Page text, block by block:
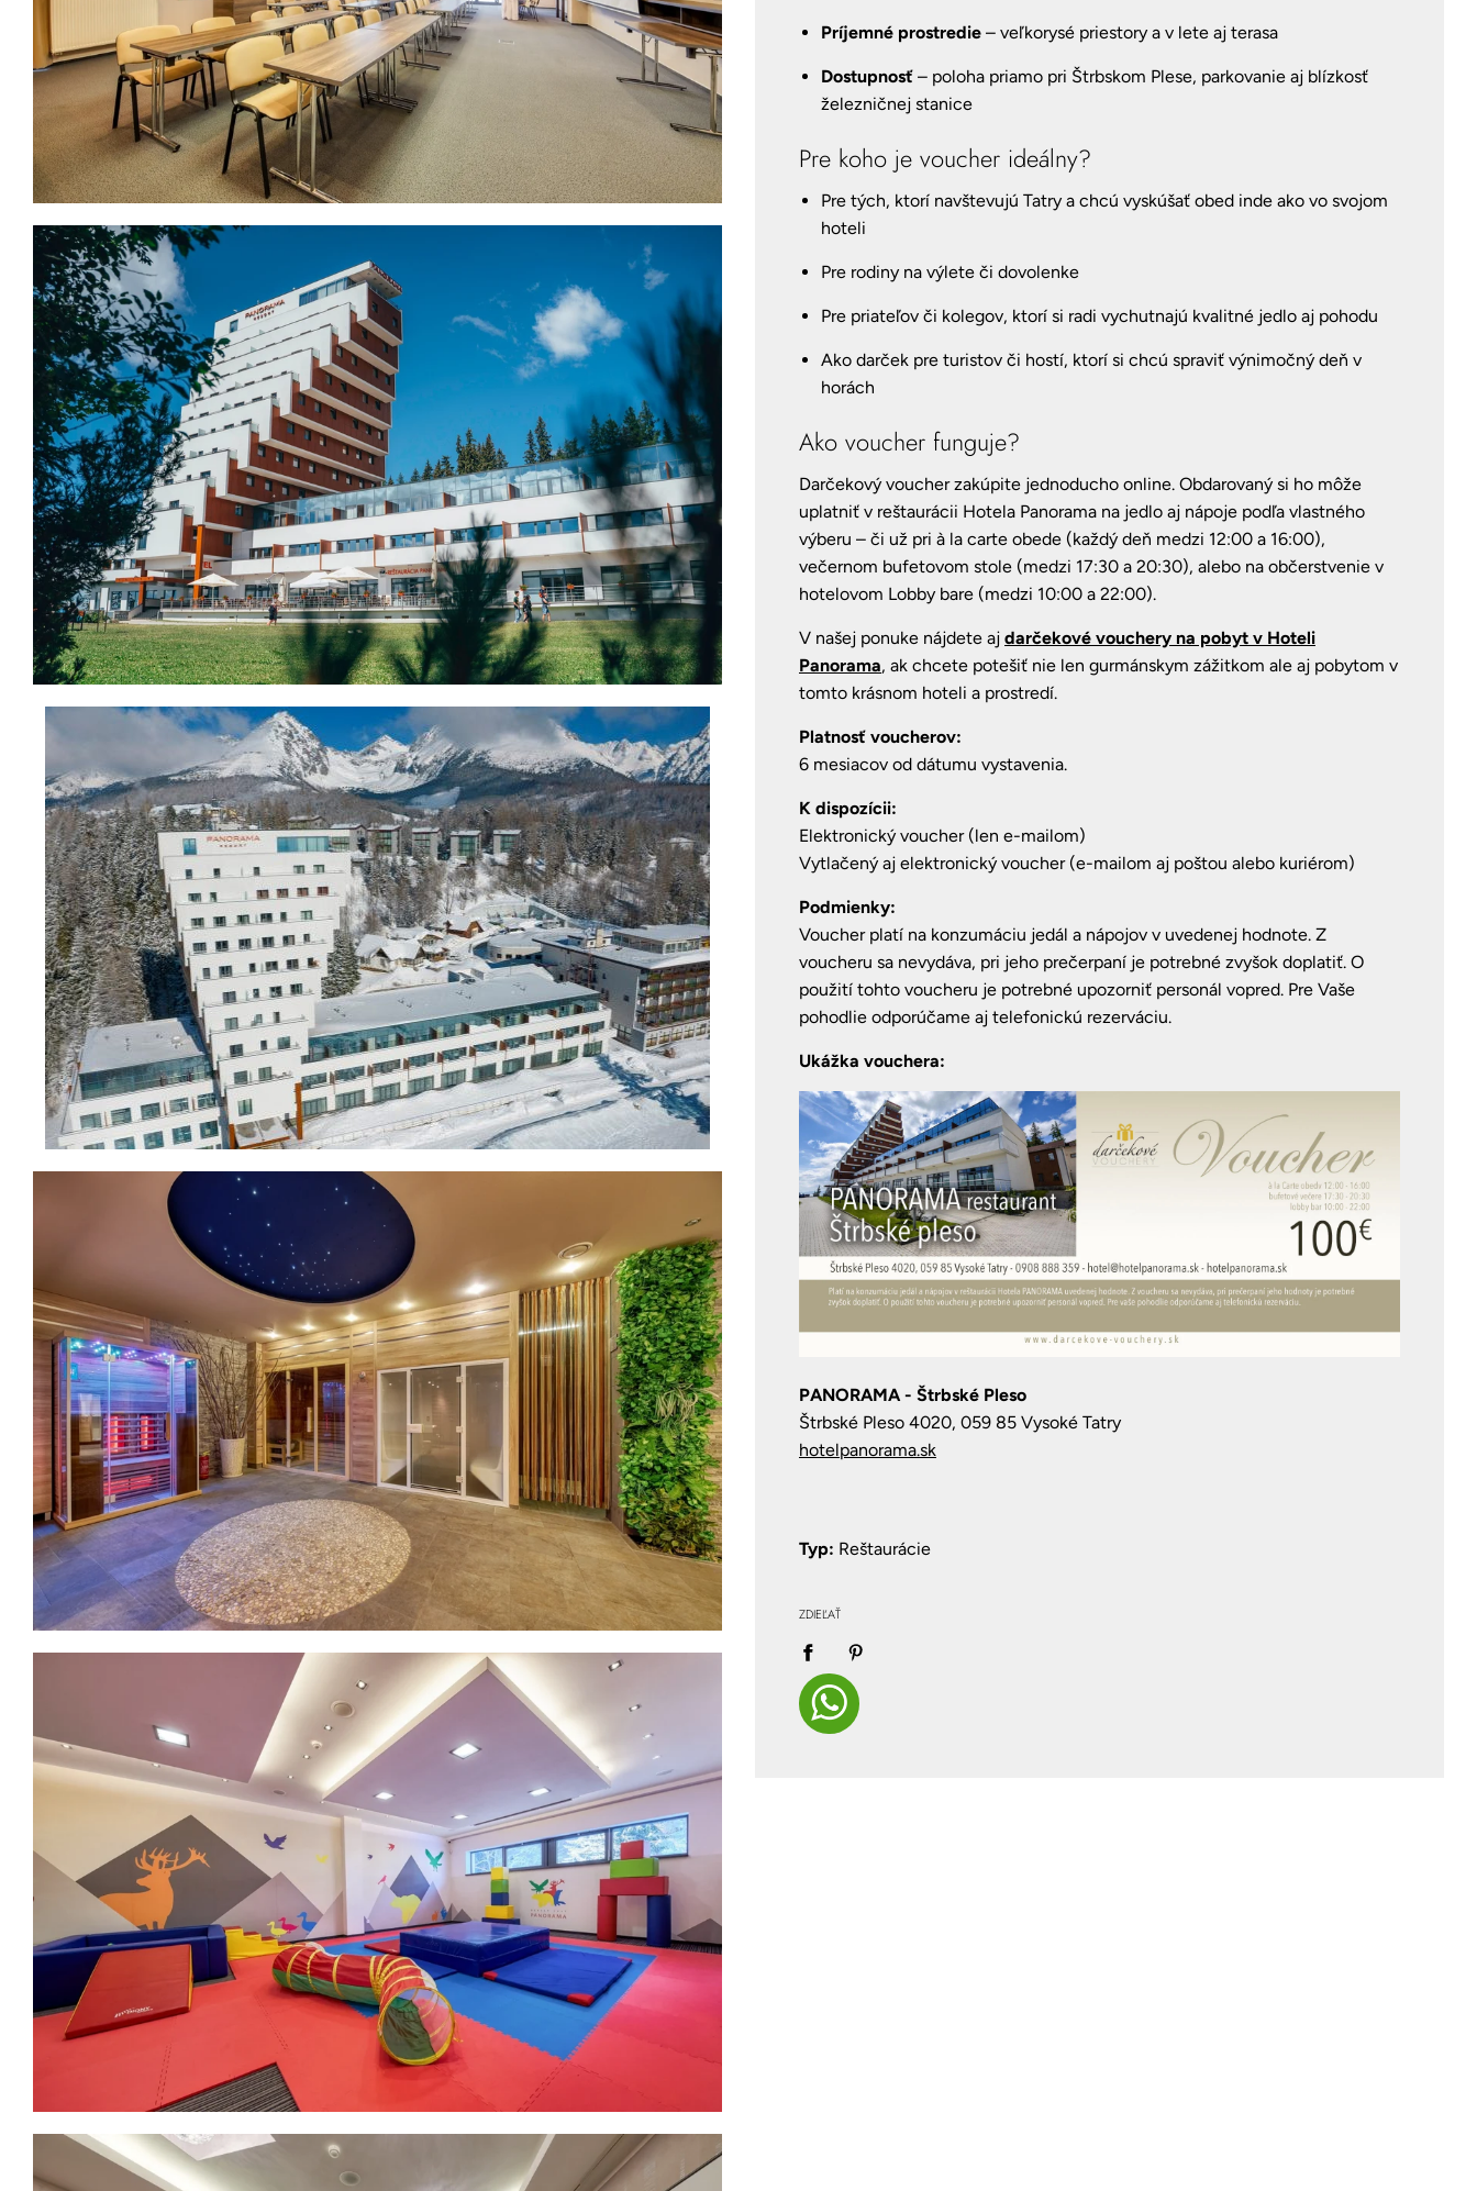
Príjemné prostredie – veľkorysé priestory a v lete aj terasa
Dostupnosť – poloha priamo pri Štrbskom Plese, parkovanie aj blízkosť
železničnej stanice
Pre koho je voucher ideálny?
Pre tých, ktorí navštevujú Tatry a chcú vyskúšať obed inde ako vo svojom
hoteli
Pre rodiny na výlete či dovolenke
Pre priateľov či kolegov, ktorí si radi vychutnajú kvalitné jedlo aj pohodu
Ako darček pre turistov či hostí, ktorí si chcú spraviť výnimočný deň v
horách
Ako voucher funguje?
Darčekový voucher zakúpite jednoducho online. Obdarovaný si ho môže
uplatniť v reštaurácii Hotela Panorama na jedlo aj nápoje podľa vlastného
výberu – či už pri à la carte obede (každý deň medzi 12:00 a 16:00),
večernom bufetovom stole (medzi 17:30 a 20:30), alebo na občerstvenie v
hotelovom Lobby bare (medzi 10:00 a 22:00).
V našej ponuke nájdete aj darčekové vouchery na pobyt v Hoteli
Panorama, ak chcete potešiť nie len gurmánskym zážitkom ale aj pobytom v
tomto krásnom hoteli a prostredí.
Platnosť voucherov:
6 mesiacov od dátumu vystavenia.
K dispozícii:
Elektronický voucher (len e-mailom)
Vytlačený aj elektronický voucher (e-mailom aj poštou alebo kuriérom)
Podmienky:
Voucher platí na konzumáciu jedál a nápojov v uvedenej hodnote. Z
voucheru sa nevydáva, pri jeho prečerpaní je potrebné zvyšok doplatiť. O
použití tohto voucheru je potrebné upozorniť personál vopred. Pre Vaše
pohodlie odporúčame aj telefonickú rezerváciu.
Ukážka vouchera:
PANORAMA - Štrbské Pleso
Štrbské Pleso 4020, 059 85 Vysoké Tatry
hotelpanorama.sk
Typ: Reštaurácie
ZDIEĽAŤ